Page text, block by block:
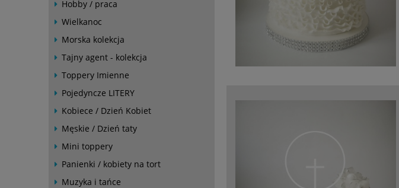
Hobby / praca
Wielkanoc
Morska kolekcja
Tajny agent - kolekcja
Toppery Imienne
Pojedyncze LITERY
Kobiece / Dzień Kobiet
Męskie / Dzień taty
Mini toppery
Panienki / kobiety na tort
Muzyka i tańce